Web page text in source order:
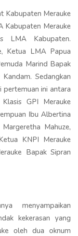
Kabupaten Merauke
Kabupaten Merauke
LMA Kabupaten.
Ketua LMA Papua
Marind Bapak
Sedangkan
pertemuan ini antara
GPI Merauke
Ibu Albertina
Mahuze,
KNPI Merauke
Bapak Sipran
menyampaikan
kekerasan yang
oleh dua oknum